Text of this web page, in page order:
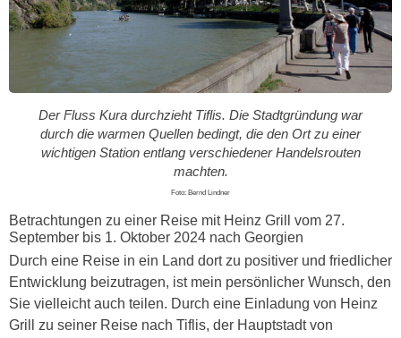
Der Fluss Kura durchzieht Tiflis. Die Stadtgründung war
durch die warmen Quellen bedingt, die den Ort zu einer
wichtigen Station entlang verschiedener Handelsrouten
machten.
Foto: Bernd Lindner
Betrachtungen zu einer Reise mit Heinz Grill vom 27.
September bis 1. Oktober 2024 nach Georgien
Durch eine Reise in ein Land dort zu positiver und friedlicher
Entwicklung beizutragen, ist mein persönlicher Wunsch, den
Sie vielleicht auch teilen. Durch eine Einladung von Heinz
Grill zu seiner Reise nach Tiflis, der Hauptstadt von